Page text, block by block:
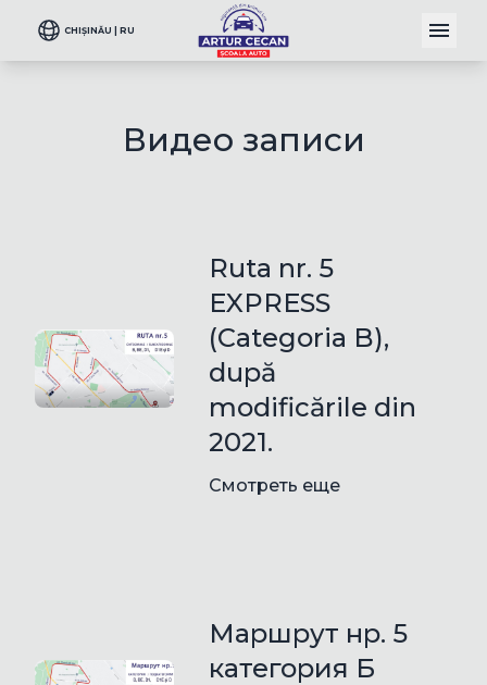
CHIȘINĂU | RU
Видео записи
Ruta nr. 5
EXPRESS
(Categoria B),
după
modificările din
2021.
Смотреть еще
Маршрут нр. 5
категория Б